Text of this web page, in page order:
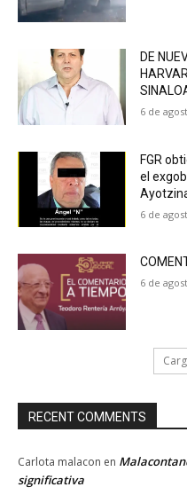
DE
6 de
FGR
el
6 de
6 de
RECENT COMMENTS
Carlota malacon en
significativa